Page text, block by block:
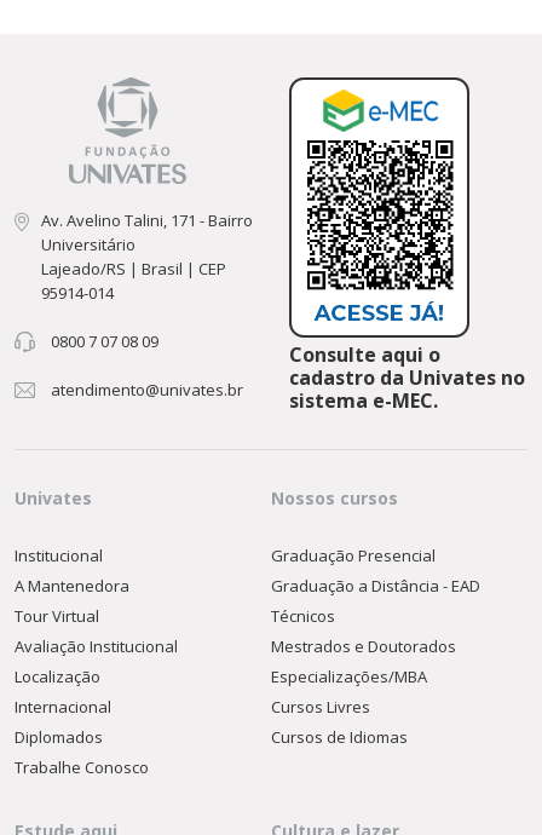
Av. Avelino Talini, 171 - Bairro
Universitário
Lajeado/RS | Brasil | CEP
95914-014
0800 7 07 08 09
atendimento@univates.br
Consulte aqui o
cadastro da Univates no
sistema e-MEC.
Univates
Institucional
A Mantenedora
Tour Virtual
Avaliação Institucional
Localização
Internacional
Diplomados
Trabalhe Conosco
Nossos cursos
Graduação Presencial
Graduação a Distância - EAD
Técnicos
Mestrados e Doutorados
Especializações/MBA
Cursos Livres
Cursos de Idiomas